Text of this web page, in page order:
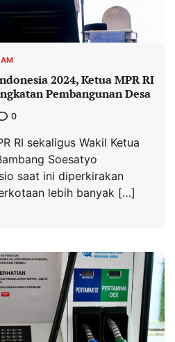
2024, Ketua MPR RI
Pembangunan Desa
0
RI sekaligus Wakil Ketua
Soesatyo
saat ini diperkirakan
lebih banyak […]